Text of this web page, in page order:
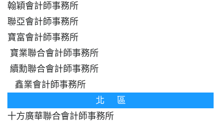
翰穎會計師事務所
聯亞會計師事務所
寶富會計師事務所
寶業聯合會計師事務所
續勳聯合會計師事務所
鑫業會計師事務所
北 區
十方廣華聯合會計師事務所